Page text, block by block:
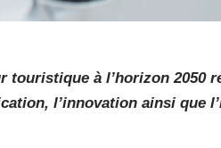
touristique à l’horizon 2050
l’innovation ainsi que